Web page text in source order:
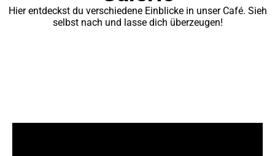
Hier entdeckst du verschiedene Einblicke in unser Café. Sieh
selbst nach und lasse dich überzeugen!